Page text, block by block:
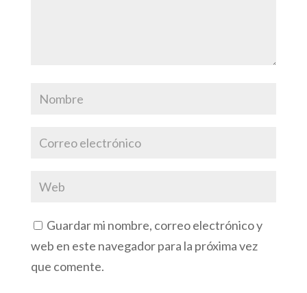
Guardar mi nombre, correo electrónico y
web en este navegador para la próxima vez
que comente.